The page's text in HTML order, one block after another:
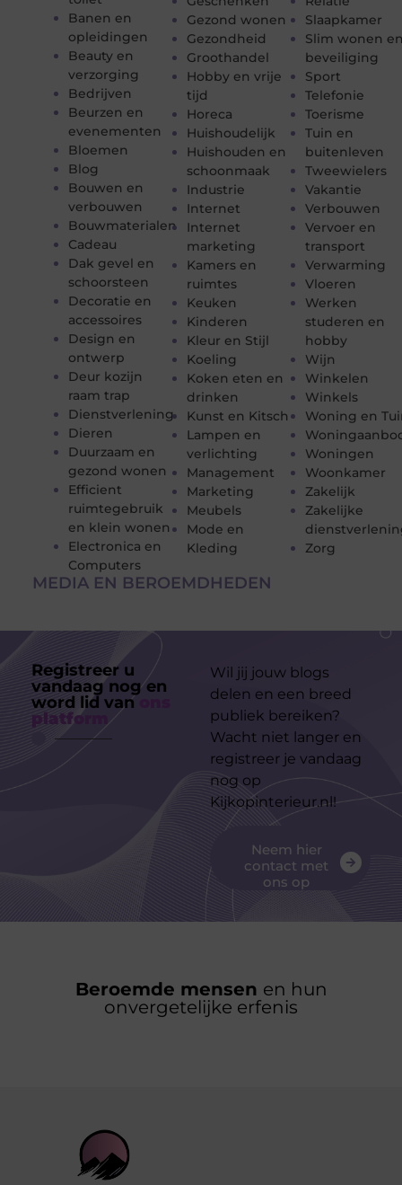
Banen en
opleidingen
Beauty en
verzorging
Bedrijven
Beurzen en
evenementen
Bloemen
Blog
Bouwen en
verbouwen
Bouwmaterialen
Cadeau
Dak gevel en
schoorsteen
Decoratie en
accessoires
Design en
ontwerp
Deur kozijn
raam trap
Dienstverlening
Dieren
Duurzaam en
gezond wonen
Efficient
ruimtegebruik
en klein wonen
Electronica en
Computers
Gezond wonen
Gezondheid
Groothandel
Hobby en vrije
tijd
Horeca
Huishoudelijk
Huishouden en
schoonmaak
Industrie
Internet
Internet
marketing
Kamers en
ruimtes
Keuken
Kinderen
Kleur en Stijl
Koeling
Koken eten en
drinken
Kunst en Kitsch
Lampen en
verlichting
Management
Marketing
Meubels
Mode en
Kleding
Slaapkamer
Slim wonen
beveiliging
Sport
Telefonie
Toerisme
Tuin en
buitenleven
Tweewielers
Vakantie
Verbouwen
Vervoer en
transport
Verwarming
Vloeren
Werken
studeren en
hobby
Wijn
Winkelen
Winkels
Woning en
Woningen
Woonkamer
Zakelijk
Zakelijke
Zorg
MEDIA EN BEROEMDHEDEN
Registreer u
vandaag nog en
word lid van
platform
Wil jij jouw blogs
delen en een breed
publiek bereiken?
Wacht niet langer en
registreer je vandaag
nog op
Kijkopinterieur.nl!
Neem hier
contact met
ons op
Beroemde mensen en hun
onvergetelijke erfenis